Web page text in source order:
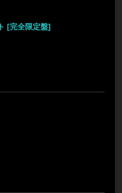
[完全限定盤]